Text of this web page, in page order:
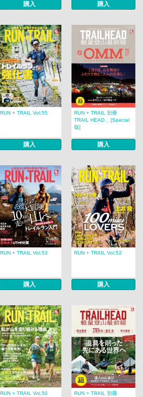
購入 購入
RUN + TRAIL Vol.55
購入
RUN + TRAIL 別冊
TRAIL HEAD... [Special
版]
購入
RUN + TRAIL Vol.53
購入
RUN + TRAIL Vol.52
購入
RUN + TRAIL Vol.50
RUN + TRAIL 別冊